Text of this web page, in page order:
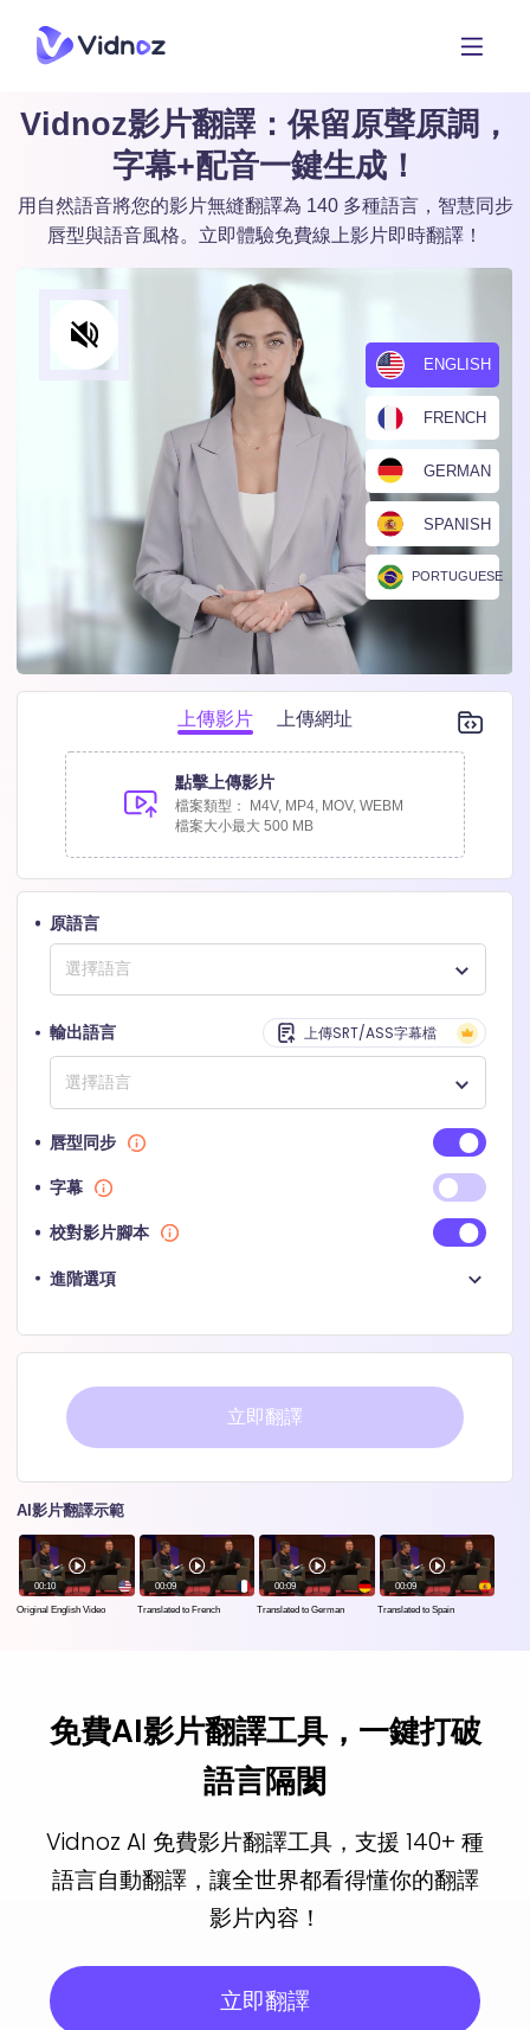
Vidnoz影片翻譯：保留原聲原調，
字幕+配音一鍵生成！
用自然語音將您的影片無縫翻譯為 140 多種語言，智慧同步
唇型與語音風格。立即體驗免費線上影片即時翻譯！
ENGLISH
FRENCH
GERMAN
SPANISH
PORTUGUESE
上傳影片 上傳網址
點擊上傳影片
檔案類型： M4V, MP4, MOV, WEBM
檔案大小最大 500 MB
原語言
輸出語言 上傳SRT/ASS字幕檔
唇型同步
字幕
校對影片腳本
進階選項
立即翻譯
AI影片翻譯示範
00:10
Original English Video
00:09
Translated to French
00:09
Translated to German
00:09
Translated to Spain
免費AI影片翻譯工具，一鍵打破
語言隔閡
Vidnoz AI 免費影片翻譯工具，支援 140+ 種
語言自動翻譯，讓全世界都看得懂你的翻譯
影片內容！
立即翻譯